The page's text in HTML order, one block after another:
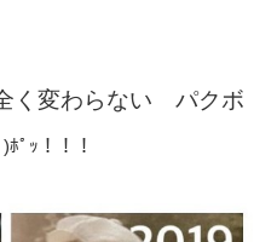
く変わらない パクボ
ﾟｯ！！！